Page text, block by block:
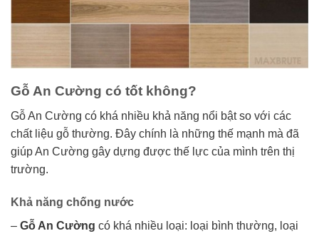
Gỗ An Cường có tốt không?
Gỗ An Cường có khá nhiều khả năng nổi bật so với các
chất liệu gỗ thường. Đây chính là những thế mạnh mà đã
giúp An Cường gây dựng được thế lực của mình trên thị
trường.
Khả năng chống nước
– Gỗ An Cường có khá nhiều loại: loại bình thường, loại